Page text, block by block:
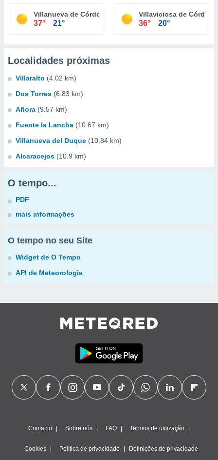
Villanueva de Córdoba
37° 21°
Villaviciosa de Córdoba
36° 20°
Localidades próximas
Villaralto (4.02 km)
Dos Torres (6.83 km)
Añora (9.57 km)
Fuente la Lancha (10.67 km)
Villanueva del Duque (10.84 km)
Alcaracejos (10.9 km)
O tempo...
PDF
mais informações
O tempo no seu Site
Widget de O Tempo
API de Meteorologia
Contacto Sobre nós FAQ Termos de utilização
Cookies Política de privacidade Definições de privacidade